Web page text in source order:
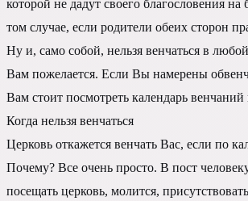
которой не дадут своего благословения
том случае, если родители обеих сторон
Ну и, само собой, нельзя венчаться в
Вам пожелается. Если Вы намерены
Вам стоит посмотреть календарь венчаний
Когда нельзя венчаться
Церковь откажется венчать Вас, если по
Почему? Все очень просто. В пост
посещать церковь, молится,